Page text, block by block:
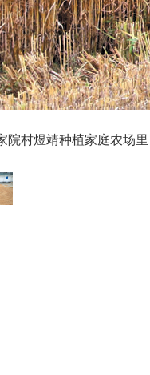
院村煜靖种植家庭农场